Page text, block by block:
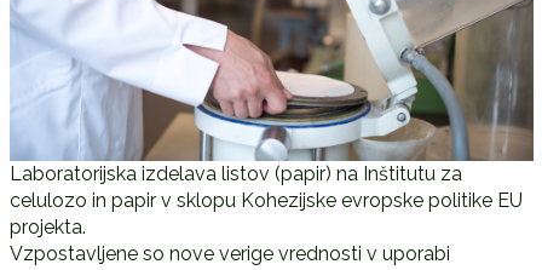
Laboratorijska izdelava listov (papir) na Inštitutu za
celulozo in papir v sklopu Kohezijske evropske politike EU
projekta.
Vzpostavljene so nove verige vrednosti v uporabi